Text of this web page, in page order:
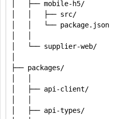
│   ├── mobile-h5/
│   │   ├── src/
│   │   └── package.json
│   └── supplier-web/
├── packages/
│   ├── api-client/
│   ├── api-types/